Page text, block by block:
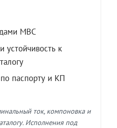
МВС
устойчивость к
паспорту и КП
ток, компоновка и
Исполнения под